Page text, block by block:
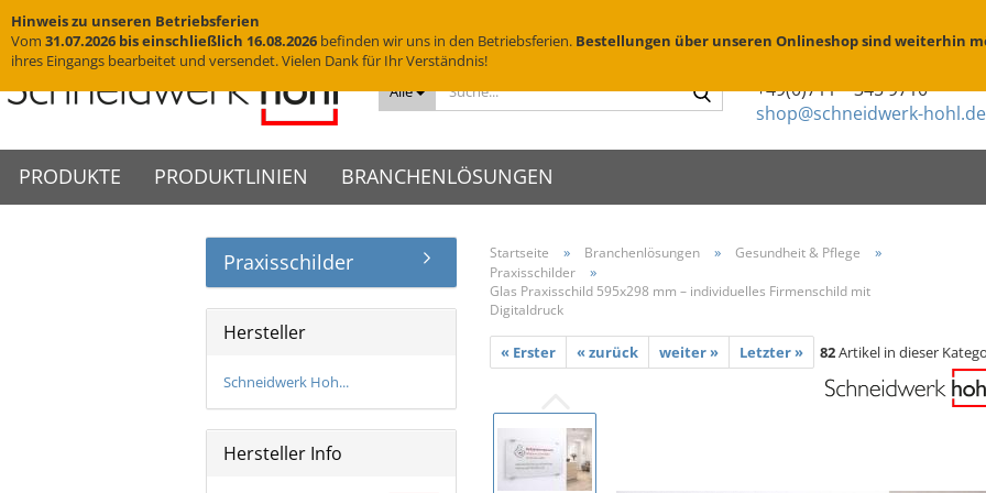
Alle
+49(0)711 – 345 9710
shop@schneidwerk-hohl.de
Hinweis zu unseren Betriebsferien
Vom 31.07.2026 bis einschließlich 16.08.2026 befinden wir uns in den Betriebsferien. Bestellungen über unseren Onlineshop sind weiterhin
ihres Eingangs bearbeitet und versendet. Vielen Dank für Ihr Verständnis!
PRODUKTE
Wandschilder
Deckenhänger
WC-Schilder
Glasschilder
Messingschilder
Grabschilder
Grabschriften
Brennschablonen für Holz
Parkplatzschablonen
Montage &
PRODUKTLINIEN
VIGO Wandschilder - Indoor
VIGO Wandschilder -
VIGO Deckenhänger
VIGO Fahnenschilder
VIGO Tischaufsteller
VIGO Zubehör
VINOX Edelstahl
VINOX Messing geschliffen
VINOX Messing brüniert
BRANCHENLÖSUNGEN
Praxisschilder
Firmenschilder
Kanzleischilder
Startseite » Branchenlösungen » Gesundheit & Pflege »
Praxisschilder »
Glas Praxisschild 595x298 mm – individuelles Firmenschild mit
Digitaldruck
« Erster « zurück weiter » Letzter » 82Artikel in dieser
Praxisschilder
Hersteller
Schneidwerk Hoh...
Hersteller Info